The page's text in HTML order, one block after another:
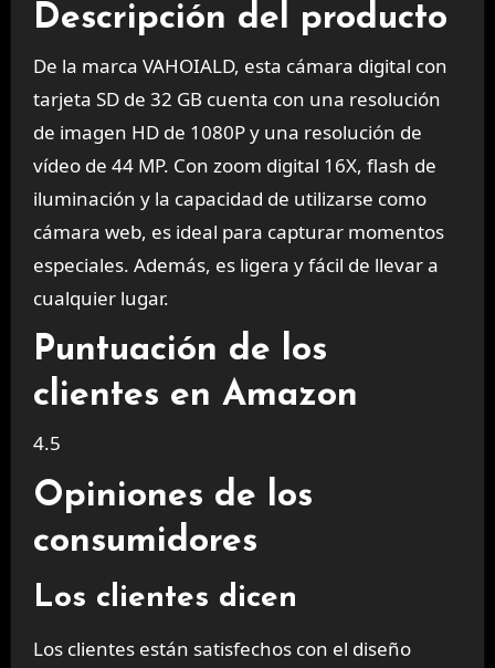
Descripción del producto
De la marca VAHOIALD, esta cámara digital con
tarjeta SD de 32 GB cuenta con una resolución
de imagen HD de 1080P y una resolución de
vídeo de 44 MP. Con zoom digital 16X, flash de
iluminación y la capacidad de utilizarse como
cámara web, es ideal para capturar momentos
especiales. Además, es ligera y fácil de llevar a
cualquier lugar.
Puntuación de los
clientes en Amazon
4.5
Opiniones de los
consumidores
Los clientes dicen
Los clientes están satisfechos con el diseño